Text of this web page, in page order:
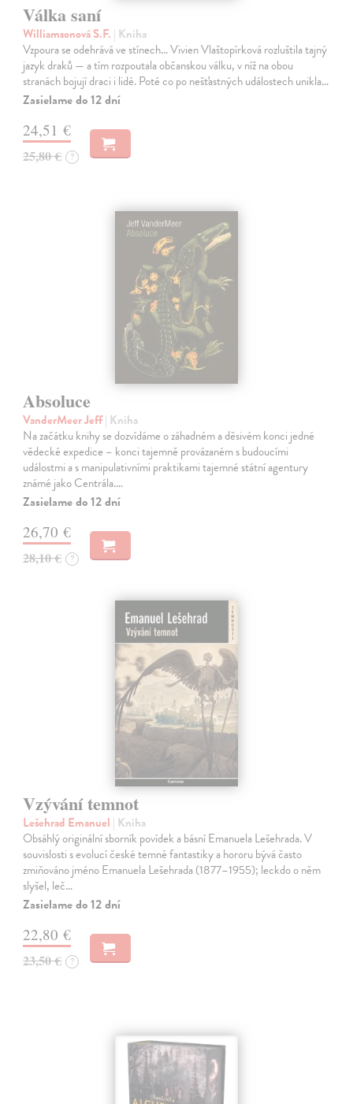
Válka saní
Williamsonová S.F. | Kniha
Vzpoura se odehrává ve stínech… Vivien Vlaštopírková rozluštila tajný
jazyk draků — a tím rozpoutala občanskou válku, v níž na obou
stranách bojují draci i lidé. Poté co po nešťastných událostech unikla…
Zasielame do 12 dní
24,51 €
25,80 € ?
Absoluce
VanderMeer Jeff| Kniha
Na začátku knihy se dozvídáme o záhadném a děsivém konci jedné
vědecké expedice – konci tajemně provázaném s budoucími
událostmi a s manipulativními praktikami tajemné státní agentury
známé jako Centrála.…
Zasielame do 12 dní
26,70 €
28,10 € ?
Vzývání temnot
Lešehrad Emanuel | Kniha
Obsáhlý originální sborník povídek a básní Emanuela Lešehrada. V
souvislosti s evolucí české temné fantastiky a hororu bývá často
zmiňováno jméno Emanuela Lešehrada (1877–1955); leckdo o něm
slyšel, leč…
Zasielame do 12 dní
22,80 €
23,50 € ?